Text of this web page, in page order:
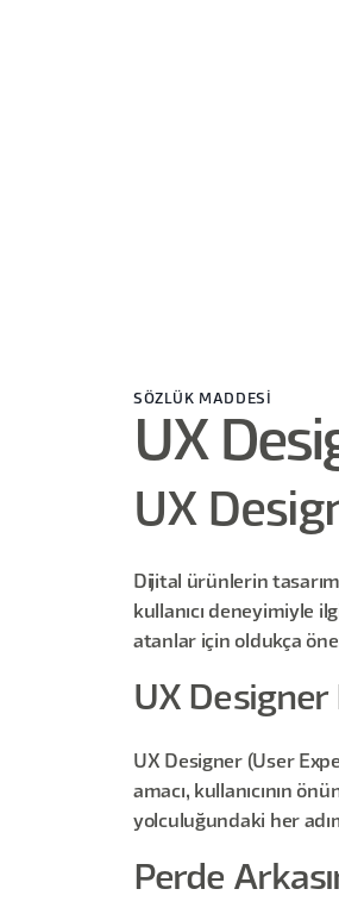
SÖZLÜK MADDESİ
UX
UX
Dijital ürünlerin
kullanıcı deneyimiyle
atanlar için oldukça
UX Designer
UX Designer (User
amacı, kullanıcının
yolculuğundaki her
Perde